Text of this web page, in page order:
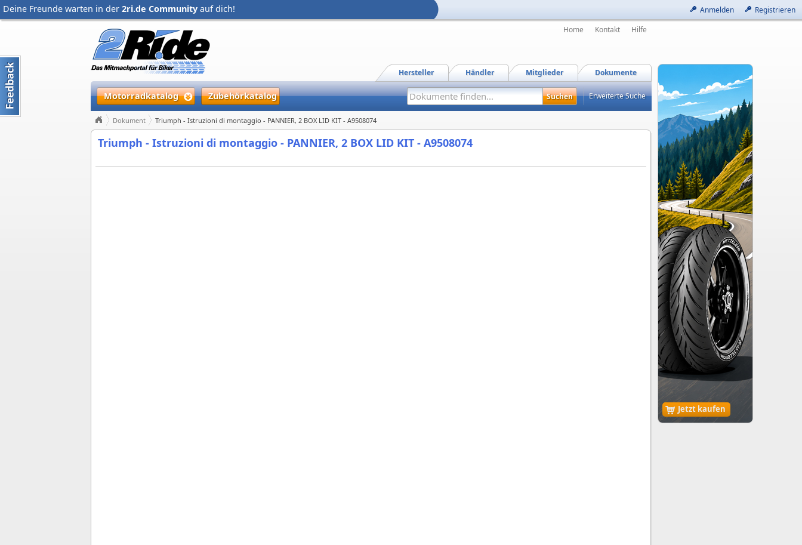
Anmelden Registrieren
Deine Freunde warten in der 2ri.de Community auf dich!
Jetzt kaufen
Home Kontakt Hilfe
Dokumente
Mitglieder
Händler
Hersteller
Motorradkatalog Zubehörkatalog Erweiterte Suche
Dokument Triumph - Istruzioni di montaggio - PANNIER, 2 BOX LID KIT - A9508074
Triumph - Istruzioni di montaggio - PANNIER, 2 BOX LID KIT - A9508074